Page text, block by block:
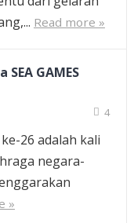
Read more »
GAMES
4
ke-26 adalah kali
negara-
»